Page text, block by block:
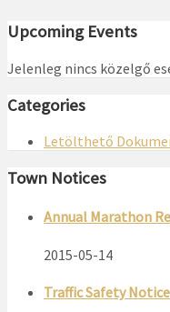
Upcoming Events
Jelenleg nincs közelgő
Categories
Letölthető
Town Notices
Annual Marathon
2015-05-14
Traffic Safety Notice